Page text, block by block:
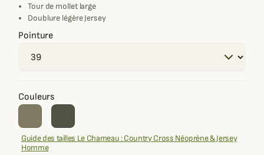
Tour de mollet large
Doublure légère Jersey
Pointure
Couleurs
Guide des tailles Le Chameau : Country Cross Néoprène & Jersey
Homme